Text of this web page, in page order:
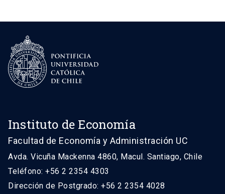
Instituto de Economía
Facultad de Economía y Administración UC
Avda. Vicuña Mackenna 4860, Macul. Santiago, Chile
Teléfono: +56 2 2354 4303
Dirección de Postgrado: +56 2 2354 4028